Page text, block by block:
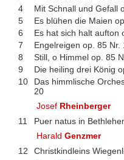
4
Mit Schnall und Gefall
5
Es blühen die Maien
6
Es hat sich halt aufton
7
Engelreigen op. 85 Nr.
8
Still, o Himmel op. 85
9
Die heiling drei König
10
Das himmlische
20
Josef Rheinberger
11
Puer natus in
HaraldGenzmer
12
Christkindleins